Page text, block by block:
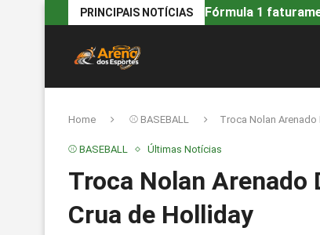
PRINCIPAIS NOTÍCIAS Fórmula 1
Home ⚾ BASEBALL Troca Nolan
⚾ BASEBALL Últimas Notícias
Troca Nolan Arenado
Crua de Holliday